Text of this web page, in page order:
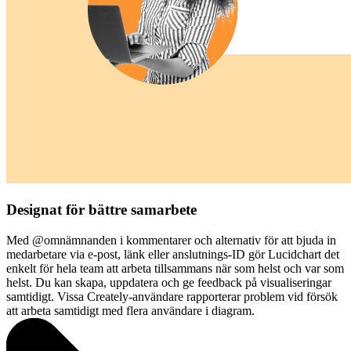
Designat för bättre samarbete
Med @omnämnanden i kommentarer och alternativ för att bjuda in
medarbetare via e-post, länk eller anslutnings-ID gör Lucidchart det
enkelt för hela team att arbeta tillsammans när som helst och var som
helst. Du kan skapa, uppdatera och ge feedback på visualiseringar
samtidigt. Vissa Creately-användare rapporterar problem vid försök
att arbeta samtidigt med flera användare i diagram.